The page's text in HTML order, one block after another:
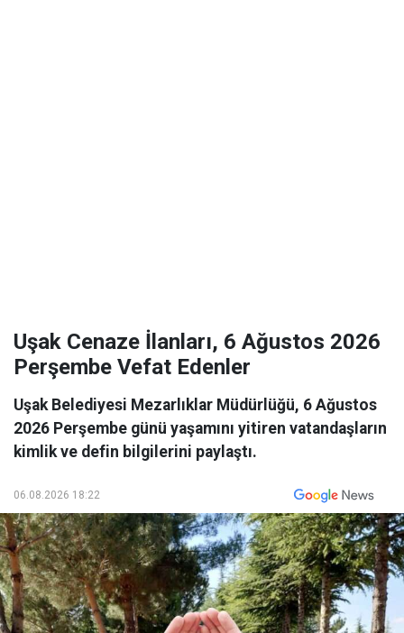
Uşak Cenaze İlanları, 6 Ağustos 2026
Perşembe Vefat Edenler
Uşak Belediyesi Mezarlıklar Müdürlüğü, 6 Ağustos
2026 Perşembe günü yaşamını yitiren vatandaşların
kimlik ve defin bilgilerini paylaştı.
06.08.2026 18:22